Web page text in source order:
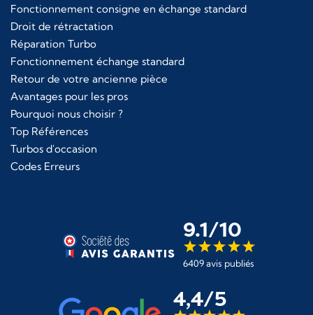
Fonctionnement consigne en échange standard
Droit de rétractation
Réparation Turbo
Fonctionnement échange standard
Retour de votre ancienne pièce
Avantages pour les pros
Pourquoi nous choisir ?
Top Références
Turbos d'occasion
Codes Erreurs
9.1/10
6409 avis publiés
4,4/5